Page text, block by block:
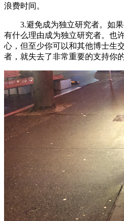
浪费时间。
3.避免成为独立研究者。如果
有什么理由成为独立研究者。也
心，但至少你可以和其他博士生
者，就失去了非常重要的支持你